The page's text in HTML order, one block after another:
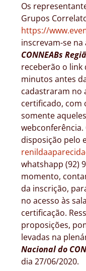
Os
Grupos
https://
inscrevam-se na
CONNEABs
receberão o link
minutos antes
cadastraram no
certificado, com
somente
disposição pelo
whatshapp (92)
momento,
da inscrição,
no acesso às
certificação.
proposições,
levadas na
Nacional do
dia 27/06/2020.